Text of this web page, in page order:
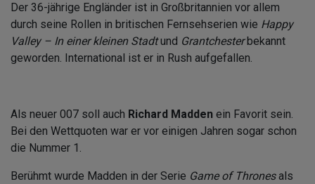
Der 36-jährige Engländer ist in Großbritannien vor allem
durch seine Rollen in britischen Fernsehserien wie Happy
Valley – In einer kleinen Stadtund Grantchester bekannt
geworden. International ist er in Rush aufgefallen.
Als neuer 007 soll auch Richard Madden ein Favorit sein.
Bei den Wettquoten war er vor einigen Jahren sogar schon
die Nummer 1.
Berühmt wurde Madden in der Serie Game of Thronesals